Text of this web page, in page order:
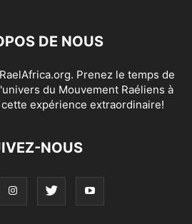
DE NOUS
Prenez le temps de
du Mouvement Raéliens à
expérience extraordinaire!
NOUS